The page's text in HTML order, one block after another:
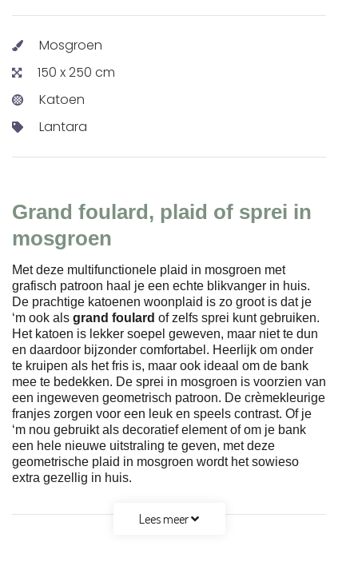
Mosgroen
150 x 250 cm
Katoen
Lantara
Grand foulard, plaid of sprei in
mosgroen
Met deze multifunctionele plaid in mosgroen met
grafisch patroon haal je een echte blikvanger in huis.
De prachtige katoenen woonplaid is zo groot is dat je
‘m ook als grand foulard of zelfs sprei kunt gebruiken.
Het katoen is lekker soepel geweven, maar niet te dun
en daardoor bijzonder comfortabel. Heerlijk om onder
te kruipen als het fris is, maar ook ideaal om de bank
mee te bedekken. De sprei in mosgroen is voorzien van
een ingeweven geometrisch patroon. De crèmekleurige
franjes zorgen voor een leuk en speels contrast. Of je
‘m nou gebruikt als decoratief element of om je bank
een hele nieuwe uitstraling te geven, met deze
geometrische plaid in mosgroen wordt het sowieso
extra gezellig in huis.
Lees meer